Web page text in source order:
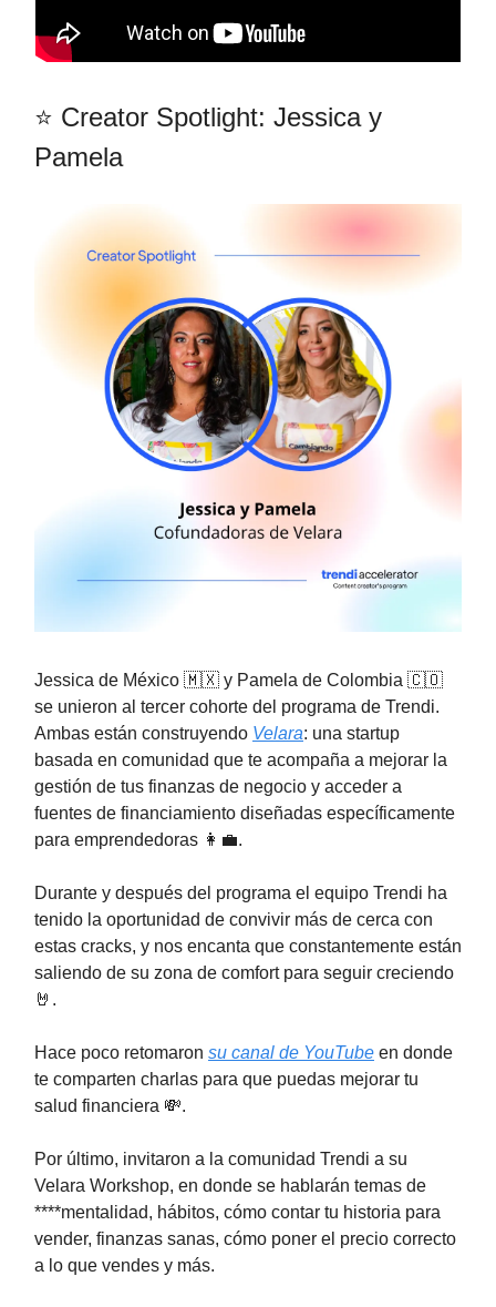
⭐ Creator Spotlight: Jessica y
Pamela
Jessica de México 🇲🇽 y Pamela de Colombia 🇨🇴
se unieron al tercer cohorte del programa de Trendi.
Ambas están construyendo Velara: una startup
basada en comunidad que te acompaña a mejorar la
gestión de tus finanzas de negocio y acceder a
fuentes de financiamiento diseñadas específicamente
para emprendedoras 👩‍💼.
Durante y después del programa el equipo Trendi ha
tenido la oportunidad de convivir más de cerca con
estas cracks, y nos encanta que constantemente están
saliendo de su zona de comfort para seguir creciendo
🤘.
Hace poco retomaron su canal de YouTube en donde
te comparten charlas para que puedas mejorar tu
salud financiera 💸.
Por último, invitaron a la comunidad Trendi a su
Velara Workshop, en donde se hablarán temas de
****mentalidad, hábitos, cómo contar tu historia para
vender, finanzas sanas, cómo poner el precio correcto
a lo que vendes y más.